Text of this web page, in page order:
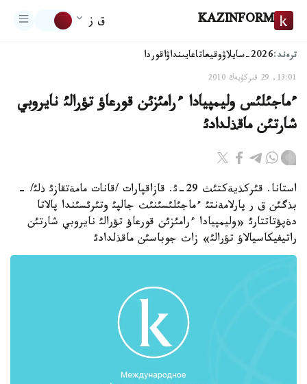
KAZINFORM ق ز
ترەند:2026-سايلاۋ وقيعاتاعايىنداۋاقوردا
13:01, 29 قىركۇيەك 2010
ءماجئلئس وليمپيادا ءرامئزئن قورعاؤ تؤرالئ نايروبي
شارتئن ماقذلدادئ
استانا. قئركذيةكتئث 29-ئ. قازاقپارات /قانات مامةتقازئ ذلئ/ -
بذگئن ق ر پارلامةنتئ ءماجئلئسئنئث جالپئ وتئرئسئندا پالاتا
دةپؤتاتتارئ «وليمپيادا ءرامئزئن قورعاؤ تؤرالئ نايروبي شارتئن
راتيفيكاسيالاؤ تؤرالئ» زاث جوباسئن ماقذلدادئ